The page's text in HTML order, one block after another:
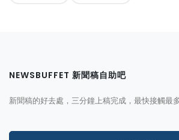
NEWSBUFFET 新聞稿自助吧
新聞稿的好去處，三分鐘上稿完成，最快接觸最